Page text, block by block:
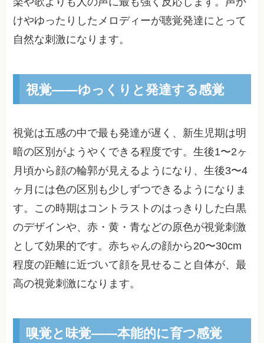
けやゆったりしたメロディーが聴覚発達にとって
自然な刺激になります。
視覚——ゆっくりと発達する感覚
視覚は五感の中で最も発達が遅く、新生児期は明
暗の区別がようやくできる程度です。生後1〜2ヶ
月頃から顔の輪郭が見えるようになり、生後3〜4
ヶ月には色の区別も少しずつできるようになりま
す。この時期はコントラストのはっきりした白黒
のデザインや、赤・黄・青などの原色が視覚刺激
として効果的です。赤ちゃんの顔から20〜30cm
程度の距離に近づいて顔を見せること自体が、最
高の視覚刺激になります。
嗅覚と味覚——本能的に育つ感覚